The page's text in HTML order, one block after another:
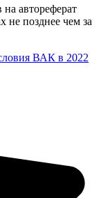
автореферат
не позднее чем за
ВАК в 2022